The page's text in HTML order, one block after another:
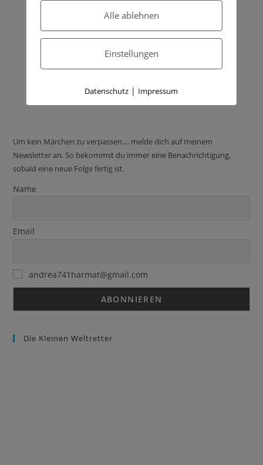
Um kein Märchen zu verpassen.... melde dich auf meinem
Newsletter an. So bekommst du immer eine Benachrichtigung,
sobald eine neue Folge fertig ist.
Name
Email
andrea741harmat@gmail.com
Die Kleinen Weltretter
Alle ablehnen
Einstellungen
Datenschutz | Impressum